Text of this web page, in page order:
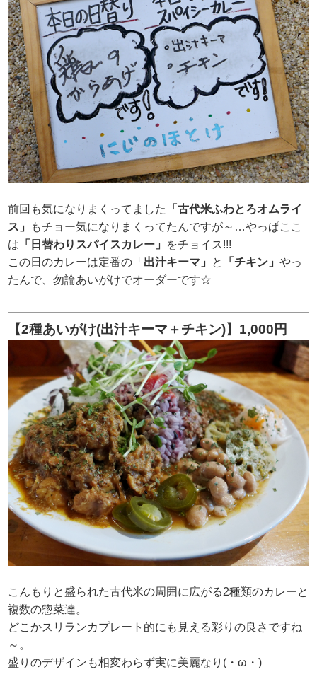
前回も気になりまくってました
「古代米ふわとろオムライ
ス」
もチョー気になりまくってたんですが～…やっぱここ
は 「日替わりスパイスカレー」
をチョイス!!!
この日のカレーは定番の「 出汁キーマ」 と 「チキン」やっ
たんで、勿論あいがけでオーダーです☆
【2種あいがけ(出汁キーマ＋チキン)】1,000円
こんもりと盛られた古代米の周囲に広がる2種類のカレーと
複数の惣菜達。
どこかスリランカプレート的にも見える彩りの良さですね
～。
盛りのデザインも相変わらず実に美麗なり(・ω・)